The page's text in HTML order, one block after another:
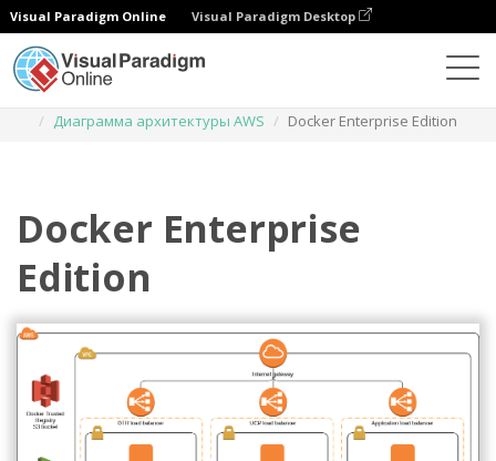
Visual Paradigm Online Visual Paradigm Desktop
Диаграмма архитектуры AWS
Docker Enterprise Edition
Docker Enterprise
Edition